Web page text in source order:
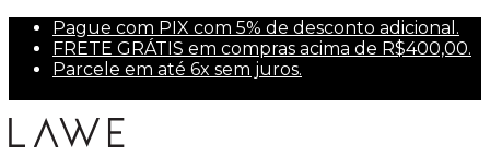
Pague com PIX com 5% de desconto adicional.
FRETE GRÁTIS em compras acima de R$400,00.
Parcele em até 6x sem juros.